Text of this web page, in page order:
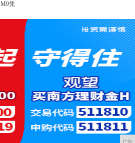
凭
广告